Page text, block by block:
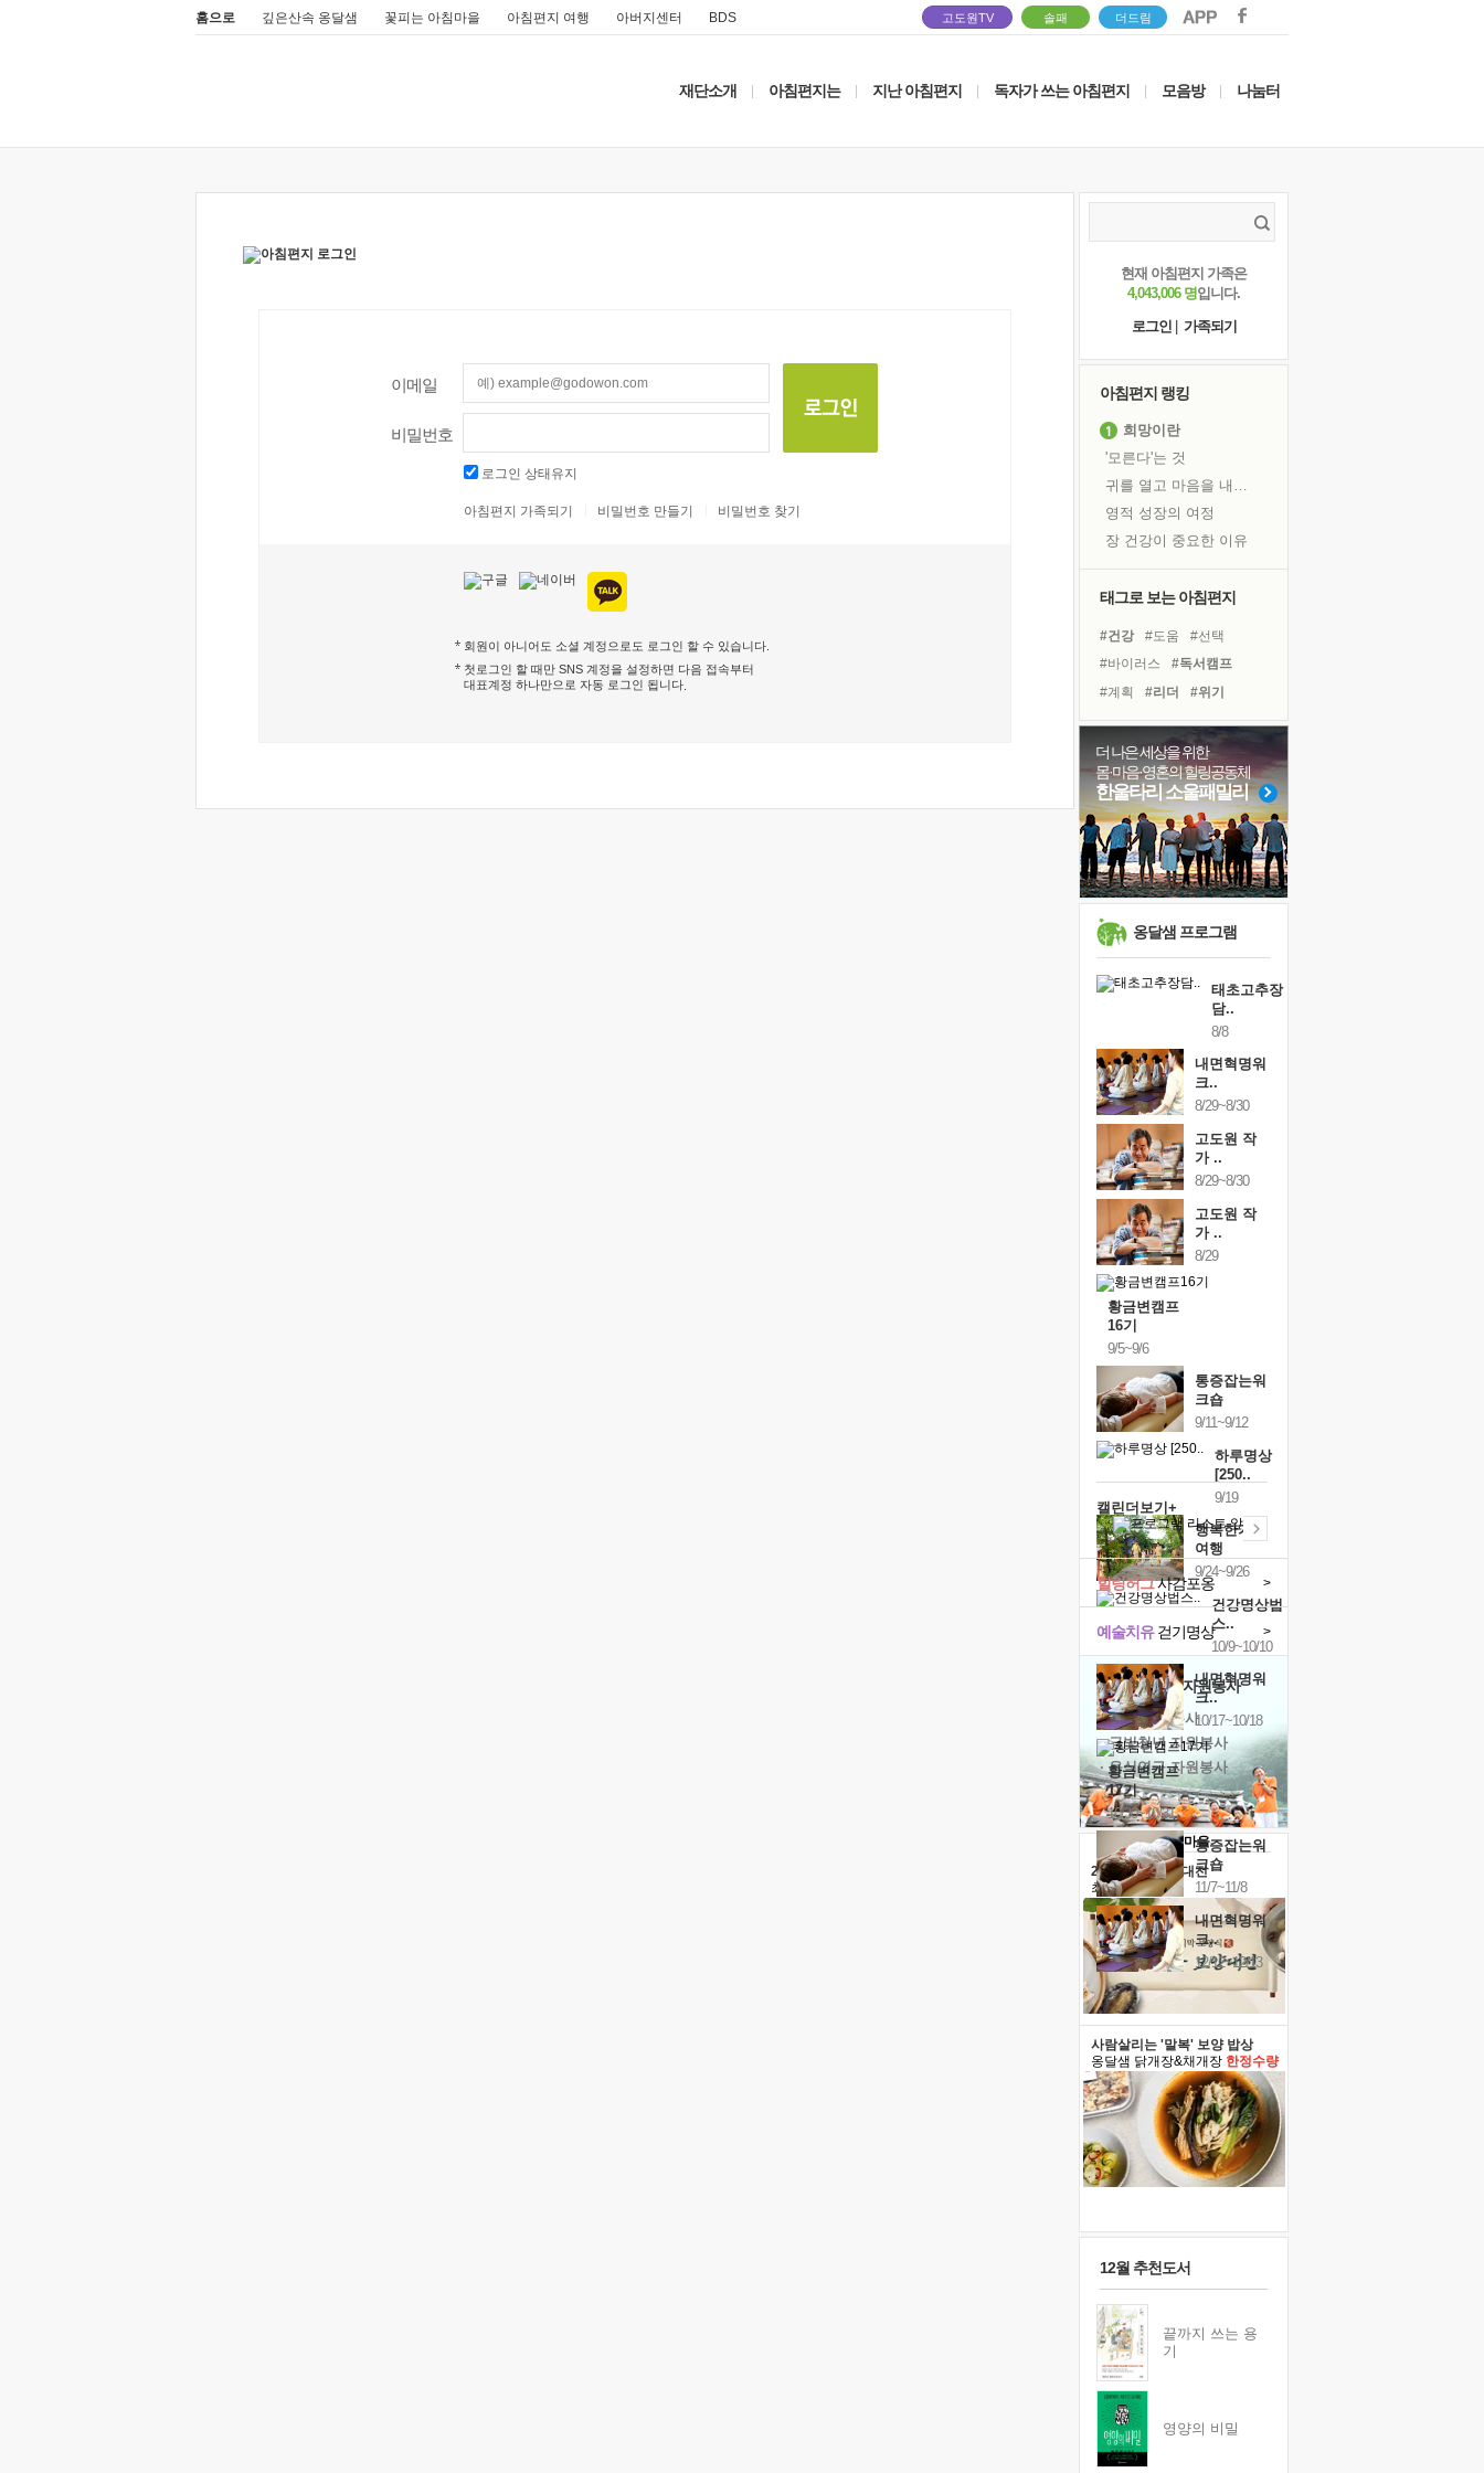
홈으로 깊은산속 옹달샘 꽃피는 아침마을 아침편지 여행 아버지센터 BDS 고도원TV 솔패 더드림
재단소개 아침편지는 지난 아침편지 독자가 쓰는 아침편지 모음방 나눔터
이메일
비밀번호
로그인 상태유지
아침편지 가족되기 비밀번호 만들기 비밀번호 찾기
회원이 아니어도 소셜 계정으로도 로그인 할 수 있습니다.
첫로그인 할 때만 SNS 계정을 설정하면 다음 접속부터
대표계정 하나만으로 자동 로그인 됩니다
현재 아침편지 가족은
4,043,006 명입니다.
로그인
가족되기
아침편지 랭킹
희망이란
'모른다'는 것
귀를 열고 마음을 내어주고
영적 성장의 여정
장 건강이 중요한 이유
흙이 된 몸으로 출근하는 여자
꿈이 실제가 되는 것
'말 타는 법'을 먼저
졸업식 사진을 보며
아픈 아버지를 위한 공간 설계
극심한 변비, 어깨결림, 수면 장애
보고 싶은 어머니
유년 시절의 부산 영도 바다
못된 꼰대들
거울 속의 나
태그로 보는 아침편지
#건강 #도움
#선택
#바이러스
#독서캠프
#계획
#리더
#위기
#링컨학교
#나눔
#경험
#사람
#독서
#유튜브
#삶
#다짐 #친구
#극복
#힐링
#면역력
#비전캠프
더 나은 세상을 위한
몸·마음·영혼의 힐링공동체
한울타리 소울패밀리
옹달샘 프로그램
태초고추장
담..
8/8
내면혁명워
크..
8/29~8/30
고도원 작
가 ..
8/29~8/30
고도원 작
가 ..
8/29
황금변캠프
16기
9/5~9/6
통증잡는워
크숍
9/11~9/12
하루명상
[250..
9/19
행복한가족
여행
9/24~9/26
건강명상법
스..
10/9~10/10
내면혁명워
크..
10/17~10/18
황금변캠프
17기
10/30~10/31
통증잡는워
크숍
11/7~11/8
내면혁명워
크..
12/12~12/13
캘린더보기+
예술치유걷기명상 >
힐링허그사감포옹 >
'옹달샘의 꽃'자원봉사
· 청년 자원봉사
· 금빛청년 자원봉사
· 음식연구 자원봉사
2026 말복 보양대전
최대74%할인
사람살리는 '말복' 보양 밥상
옹달샘 닭개장&채개장 한정수량
12월 추천도서
끝까지 쓰는 용
기
영양의 비밀